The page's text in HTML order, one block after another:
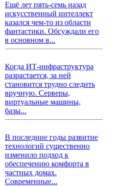
Ещё лет пять-семь назад
искусственный интеллект
казался чем-то из области
фантастики. Обсуждали его
в основном в...
Когда ИТ-инфраструктура
разрастается, за ней
становится трудно следить
вручную. Серверы,
виртуальные машины,
базы...
В последние годы развитие
технологий существенно
изменило подход к
обеспечению комфорта в
частных домах.
Современные...